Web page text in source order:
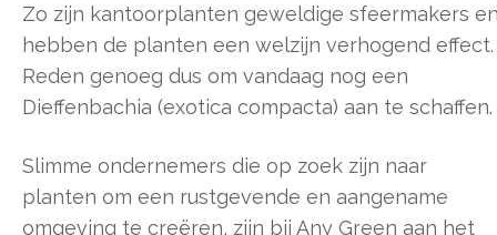
Zo zijn kantoorplanten geweldige sfeermakers
hebben de planten een welzijn verhogend effect.
Reden genoeg dus om vandaag nog een
Dieffenbachia (exotica compacta) aan te schaffen.
Slimme ondernemers die op zoek zijn naar
planten om een rustgevende en aangename
omgeving te creëren, zijn bij Any Green aan het